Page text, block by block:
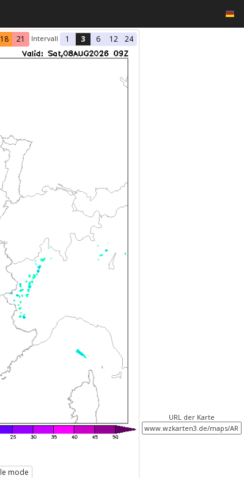
18 21 Intervall 1 3 6 12 24
mode
URL der Karte